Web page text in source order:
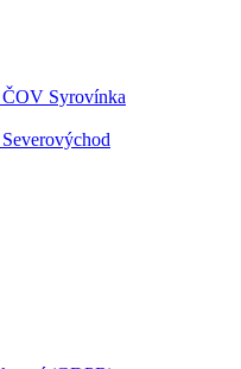
Syrovínka